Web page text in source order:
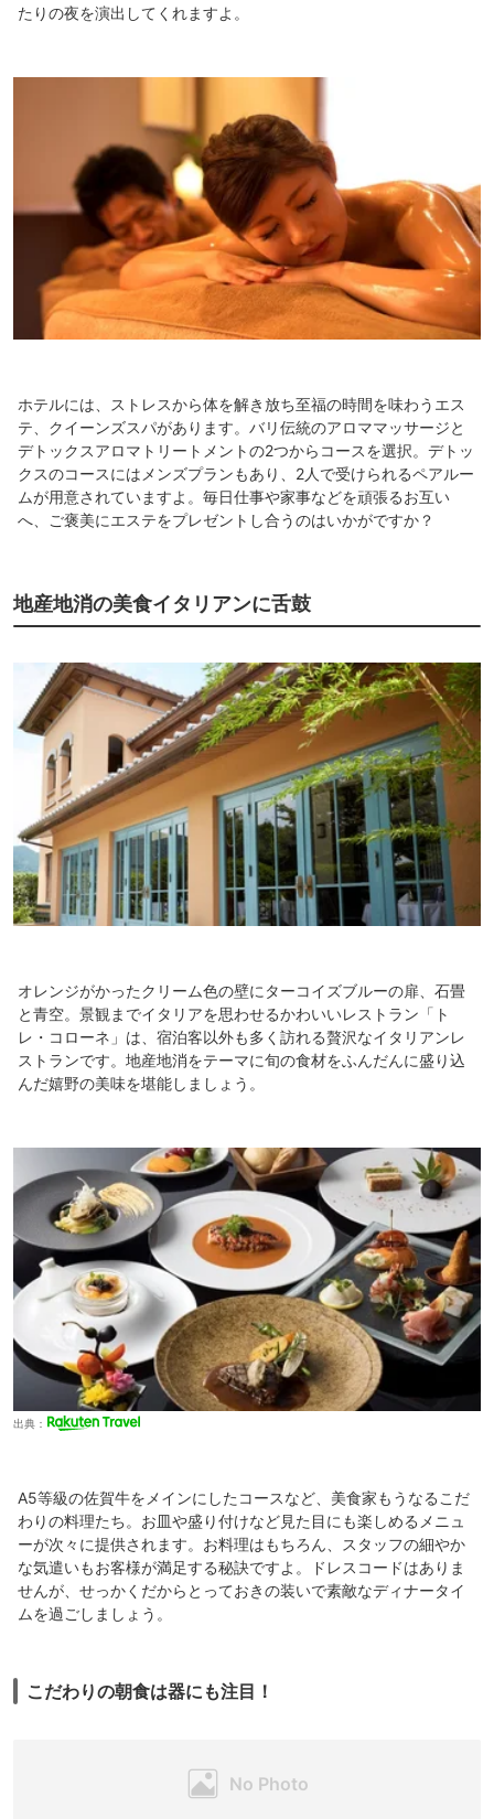
たりの夜を演出してくれますよ。
ホテルには、ストレスから体を解き放ち至福の時間を味わうエス
テ、クイーンズスパがあります。バリ伝統のアロママッサージと
デトックスアロマトリートメントの2つからコースを選択。デトッ
クスのコースにはメンズプランもあり、2人で受けられるペアルー
ムが用意されていますよ。毎日仕事や家事などを頑張るお互い
へ、ご褒美にエステをプレゼントし合うのはいかがですか？
地産地消の美食イタリアンに舌鼓
オレンジがかったクリーム色の壁にターコイズブルーの扉、石畳
と青空。景観までイタリアを思わせるかわいいレストラン「ト
レ・コローネ」は、宿泊客以外も多く訪れる贅沢なイタリアンレ
ストランです。地産地消をテーマに旬の食材をふんだんに盛り込
んだ嬉野の美味を堪能しましょう。
出典：
A5等級の佐賀牛をメインにしたコースなど、美食家もうなるこだ
わりの料理たち。お皿や盛り付けなど見た目にも楽しめるメニュ
ーが次々に提供されます。お料理はもちろん、スタッフの細やか
な気遣いもお客様が満足する秘訣ですよ。ドレスコードはありま
せんが、せっかくだからとっておきの装いで素敵なディナータイ
ムを過ごしましょう。
こだわりの朝食は器にも注目！